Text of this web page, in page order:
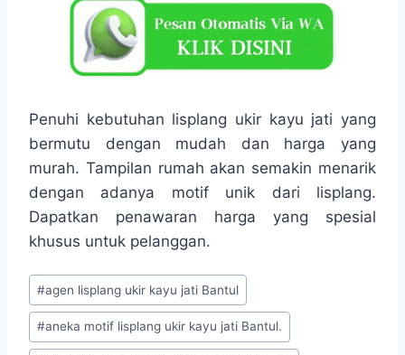
Penuhi kebutuhan lisplang ukir kayu jati yang
bermutu dengan mudah dan harga yang
murah. Tampilan rumah akan semakin menarik
dengan adanya motif unik dari lisplang.
Dapatkan penawaran harga yang spesial
khusus untuk pelanggan.
#agen lisplang ukir kayu jati Bantul
#aneka motif lisplang ukir kayu jati Bantul.